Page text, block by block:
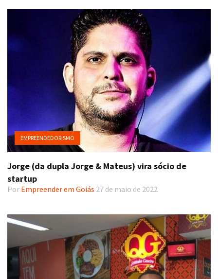
EMPREENDEDORISMO
Jorge (da dupla Jorge & Mateus) vira sócio de
startup
Por Empreender em Goiás 27 de maio de 2022